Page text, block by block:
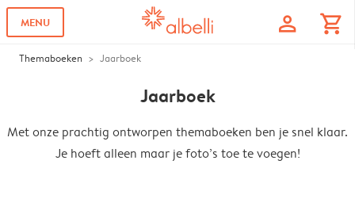
MENU profile shopping_cart
Themaboeken Jaarboek
Jaarboek
Met onze prachtig ontworpen themaboeken ben je snel klaar.
Je hoeft alleen maar je foto’s toe te voegen!